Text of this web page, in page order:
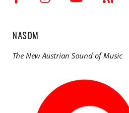
NASOM
The New Austrian Sound of Music